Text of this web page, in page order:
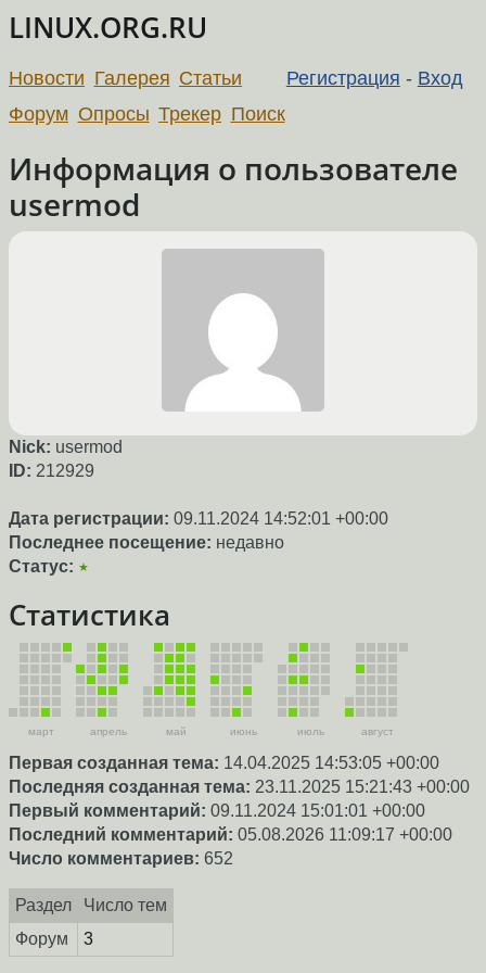
LINUX.ORG.RU
Регистрация - Вход
Новости Галерея Статьи
Форум Опросы Трекер Поиск
Информация о пользователе
usermod
Nick: usermod
ID: 212929
Дата регистрации: 09.11.2024 14:52:01 +00:00
Последнее посещение: недавно
Статус: ★
Статистика
март апрель май июнь июль август
Первая созданная тема: 14.04.2025 14:53:05 +00:00
Последняя созданная тема: 23.11.2025 15:21:43 +00:00
Первый комментарий: 09.11.2024 15:01:01 +00:00
Последний комментарий: 05.08.2026 11:09:17 +00:00
Число комментариев: 652
Раздел
Число тем
Форум
3